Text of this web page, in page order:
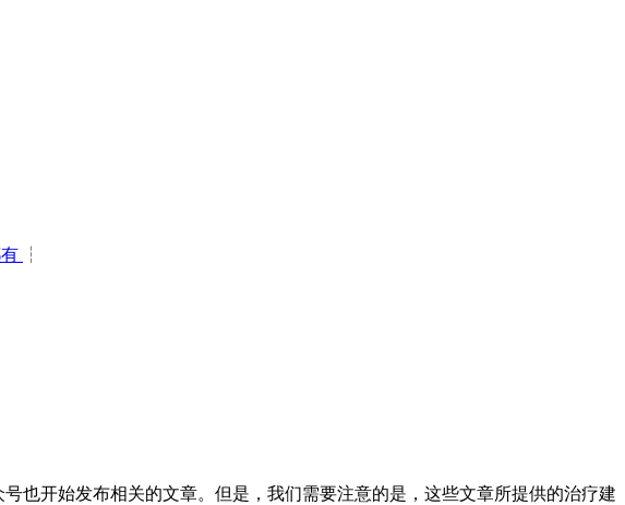
┆
也开始发布相关的文章。但是，我们需要注意的是，这些文章所提供的治疗建